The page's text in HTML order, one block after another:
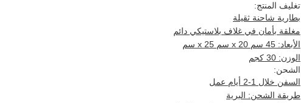
تغليف المنتج:
بطارية شاحنة ثقيلة
مغلقة بأمان في غلاف بلاستيكي دائم
الأبعاد: 45 سم x 20 سم x 25 سم
الوزن: 30 كجم
الشحن:
السفن خلال 1-2 أيام عمل
طريقة الشحن: البرية